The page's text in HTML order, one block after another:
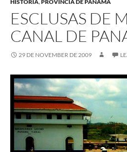
HISTORIA,PROVINCIA DE PANAMÁ
ESCLUSAS DE
CANAL DE
29 DE NOVEMBER DE 2009